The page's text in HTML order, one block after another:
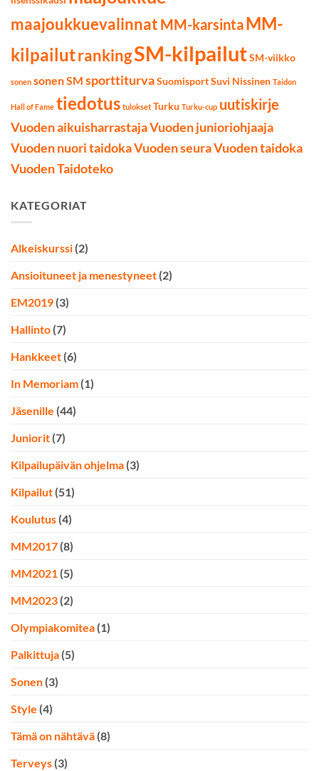
maajoukkuevalinnat MM-karsintaMM-
kilpailutrankingSM-kilpailutSM-viikko
sonen sonen SM sporttiturvaSuomisportSuvi Nissinen Taidon
Hall of Fame tiedotus tulokset Turku Turku-cup uutiskirje
Vuoden aikuisharrastajaVuoden junioriohjaaja
Vuoden nuori taidokaVuoden seuraVuoden taidoka
Vuoden Taidoteko
KATEGORIAT
Alkeiskurssi (2)
Ansioituneet ja menestyneet (2)
EM2019 (3)
Hallinto (7)
Hankkeet (6)
In Memoriam (1)
Jäsenille (44)
Juniorit (7)
Kilpailupäivän ohjelma (3)
Kilpailut (51)
Koulutus (4)
MM2017 (8)
MM2021 (5)
MM2023 (2)
Olympiakomitea (1)
Palkittuja (5)
Sonen (3)
Style (4)
Tämä on nähtävä (8)
Terveys (3)